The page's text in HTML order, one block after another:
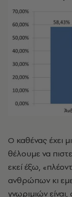
Ο καθένας έχει
θέλουμε να
εκεί έξω,
ανθρώπων κι
γνωριμιών